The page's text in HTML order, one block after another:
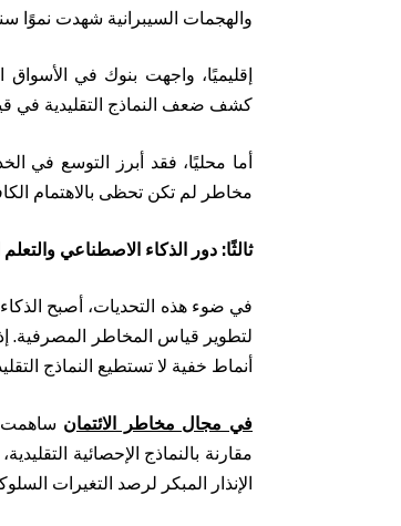
والهجمات السيبرانية شهدت نموًا سنويًا تجاوز 25% عالميًا خلال
إقليميًا، واجهت بنوك في
كشف ضعف النماذج التقليدية في
أما محليًا، فقد أبرز التوسع في
مخاطر لم تكن تحظى بالاهتمام
ثالثًا: دور الذكاء الاصطناعي
لتطوير قياس المخاطر المصرفية.
أنماط خفية لا تستطيع النماذج
في مجال مخاطر الائتمان
مقارنة بالنماذج الإحصائية
الإنذار المبكر لرصد التغيرات